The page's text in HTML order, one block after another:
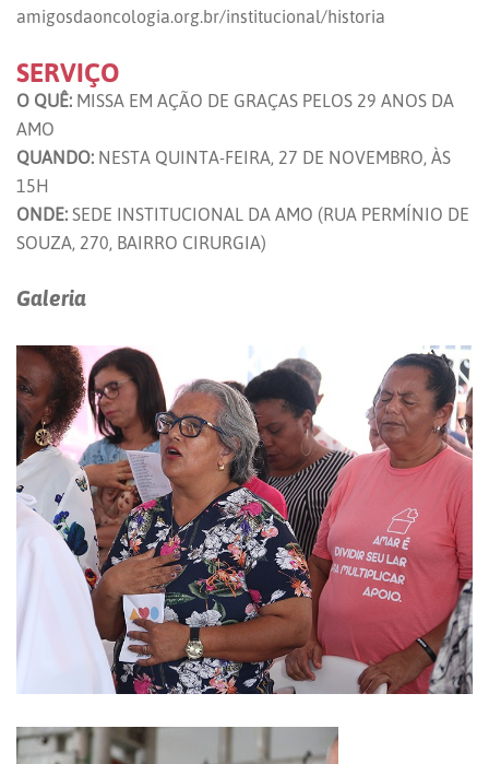
amigosdaoncologia.org.br/institucional/historia
SERVIÇO
O QUÊ: MISSA EM AÇÃO DE GRAÇAS PELOS 29 ANOS DA
AMO
QUANDO: NESTA QUINTA-FEIRA, 27 DE NOVEMBRO, ÀS
15H
ONDE: SEDE INSTITUCIONAL DA AMO (RUA PERMÍNIO DE
SOUZA, 270, BAIRRO CIRURGIA)
Galeria